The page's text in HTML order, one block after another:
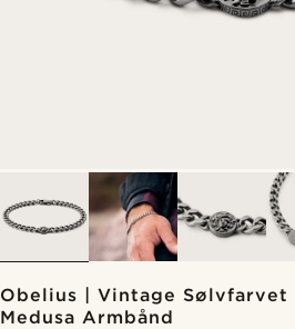
Obelius | Vintage Sølvfarvet
Medusa Armbånd